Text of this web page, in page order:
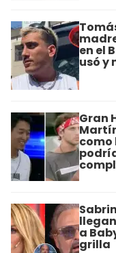
en el
usó y
Gran
como
a
grilla